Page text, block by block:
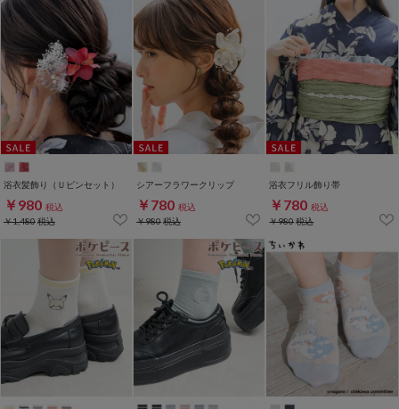
浴衣髪飾り（Ｕピンセット）
￥980 税込
￥1,480税込
シアーフラワークリップ
￥780 税込
￥980税込
浴衣フリル飾り帯
￥780 税込
￥980税込